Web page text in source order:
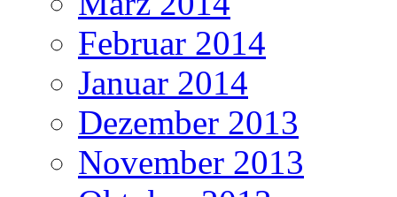
Februar 2014
Januar 2014
Dezember 2013
November 2013